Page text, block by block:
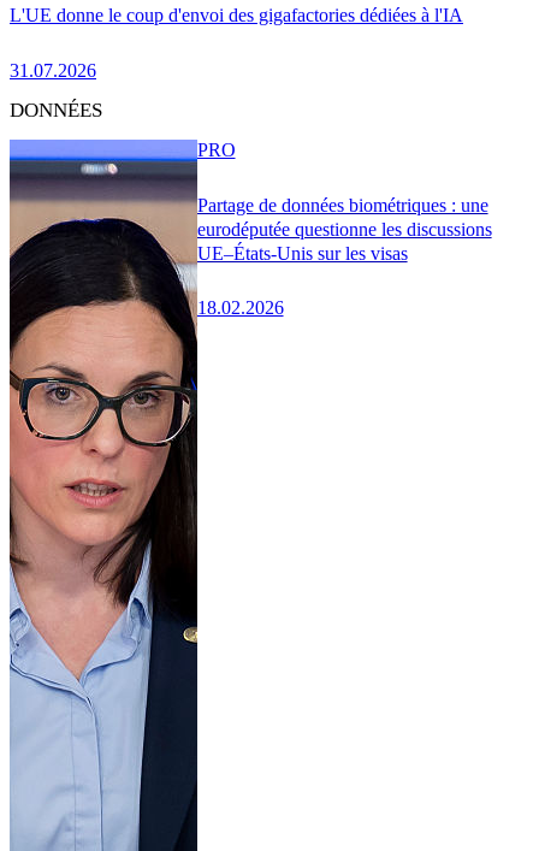
L'UE donne le coup d'envoi des gigafactories dédiées à l'IA
31.07.2026
DONNÉES
Partage de données biométriques : une
eurodéputée questionne les discussions
UE–États-Unis sur les visas
18.02.2026
PRO